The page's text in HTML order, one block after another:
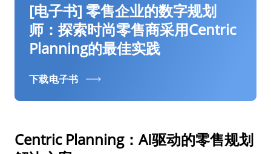
[电子书] 零售企业的数字规划
师：探索时尚零售商采用Centric
Planning的最佳实践
下载电子书
Centric Planning：AI驱动的零售规划